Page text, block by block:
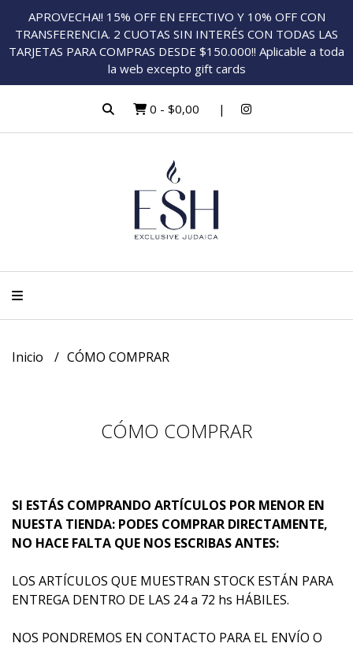
APROVECHA!! 15% OFF EN EFECTIVO Y 10% OFF CON
TRANSFERENCIA. 2 CUOTAS SIN INTERÉS CON TODAS LAS
TARJETAS PARA COMPRAS DESDE $150.000!! Aplicable a toda
la web excepto gift cards
0 - $0,00
Inicio CÓMO COMPRAR
CÓMO COMPRAR
SI ESTÁS COMPRANDO ARTÍCULOS POR MENOR EN
NUESTA TIENDA: PODES COMPRAR DIRECTAMENTE,
NO HACE FALTA QUE NOS ESCRIBAS ANTES:
LOS ARTÍCULOS QUE MUESTRAN STOCK ESTÁN PARA
ENTREGA DENTRO DE LAS 24 a 72 hs HÁBILES.
NOS PONDREMOS EN CONTACTO PARA EL ENVÍO O